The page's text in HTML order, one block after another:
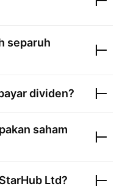
separuh
dividen?
saham
StarHub Ltd?